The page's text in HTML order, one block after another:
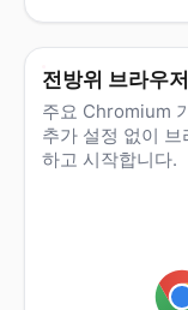
전방위 브라우
주요 Chromium
추가 설정 없이
하고 시작합니다.